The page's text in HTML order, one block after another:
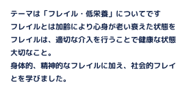
テーマは「フレイル・低栄養」についてです
フレイルとは加齢により心身が老い衰えた状態を
フレイルは、適切な介入を行うことで健康な状
大切なこと。
身体的、精神的なフレイルに加え、社会的フレ
とを学びました。